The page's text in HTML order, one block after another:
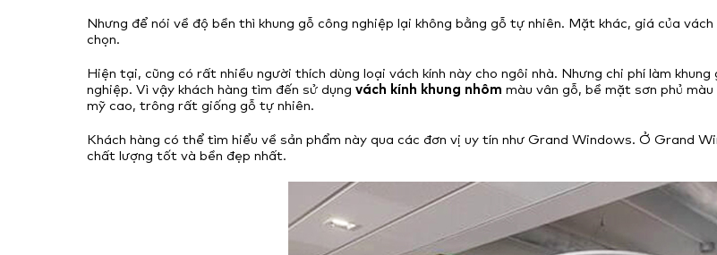
Nhưng để nói về độ bền thì khung gỗ công nghiệp lại không bằng gỗ tự nhiên. Mặt khác, giá của
chọn.
Hiện tại, cũng có rất nhiều người thích dùng loại vách kính này cho ngôi nhà. Nhưng chi phí làm
nghiệp. Vì vậy khách hàng tìm đến sử dụng vách kính khung nhôm màu vân gỗ, bề mặt sơn phủ
mỹ cao, trông rất giống gỗ tự nhiên.
Khách hàng có thể tìm hiểu về sản phẩm này qua các đơn vị uy tín như Grand Windows. Ở Grand
chất lượng tốt và bền đẹp nhất.